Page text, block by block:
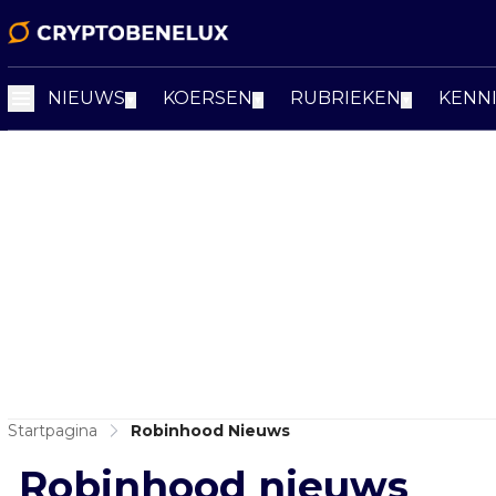
NIEUWS KOERSEN RUBRIEKEN
Startpagina Robinhood Nieuws
Robinhood nieuws